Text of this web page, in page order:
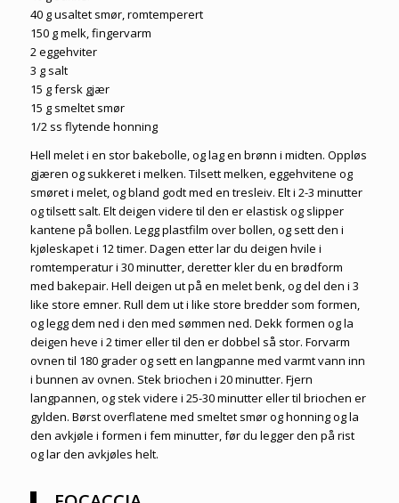
40 g usaltet smør, romtemperert
150 g melk, fingervarm
2 eggehviter
3 g salt
15 g fersk gjær
15 g smeltet smør
1/2 ss flytende honning
Hell melet i en stor bakebolle, og lag en brønn i midten. Oppløs
gjæren og sukkeret i melken. Tilsett melken, eggehvitene og
smøret i melet, og bland godt med en tresleiv. Elt i 2-3 minutter
og tilsett salt. Elt deigen videre til den er elastisk og slipper
kantene på bollen. Legg plastfilm over bollen, og sett den i
kjøleskapet i 12 timer. Dagen etter lar du deigen hvile i
romtemperatur i 30 minutter, deretter kler du en brødform
med bakepair. Hell deigen ut på en melet benk, og del den i 3
like store emner. Rull dem ut i like store bredder som formen,
og legg dem ned i den med sømmen ned. Dekk formen og la
deigen heve i 2 timer eller til den er dobbel så stor. Forvarm
ovnen til 180 grader og sett en langpanne med varmt vann inn
i bunnen av ovnen. Stek briochen i 20 minutter. Fjern
langpannen, og stek videre i 25-30 minutter eller til briochen er
gylden. Børst overflatene med smeltet smør og honning og la
den avkjøle i formen i fem minutter, før du legger den på rist
og lar den avkjøles helt.